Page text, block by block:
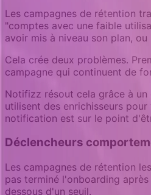
Les campagnes de rétention
"comptes avec une faible
avoir mis à niveau son plan,
Cela crée deux problèmes.
campagne qui continuent de
Notifizz résout cela grâce à
utilisent des enrichisseurs
notification est sur le point
Déclencheurs
Les campagnes de rétention
pas terminé l'onboarding
dessous d'un seuil.